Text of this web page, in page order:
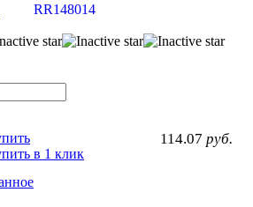
RR148014
114.07 руб.
в 1 клик